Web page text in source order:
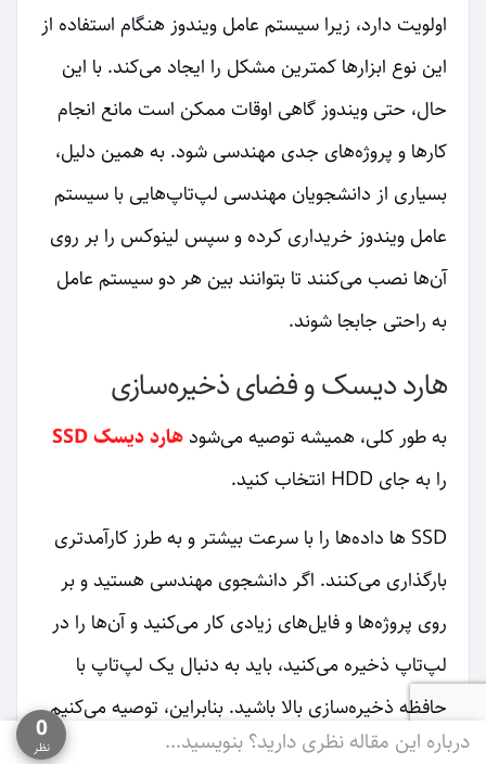
اولویت دارد، زیرا سیستم عامل ویندوز هنگام استفاده از
این نوع ابزارها کمترین مشکل را ایجاد می‌کند. با این
حال، حتی ویندوز گاهی اوقات ممکن است مانع انجام
کارها و پروژه‌های جدی مهندسی شود. به همین دلیل،
بسیاری از دانشجویان مهندسی لپ‌تاپ‌هایی با سیستم
عامل ویندوز خریداری کرده و سپس لینوکس را بر روی
آن‌ها نصب می‌کنند تا بتوانند بین هر دو سیستم عامل
به راحتی جابجا شوند.
هارد دیسک و فضای ذخیره‌سازی
به طور کلی، همیشه توصیه می‌شود هارد دیسک SSD
را به جای HDD انتخاب کنید.
SSD ها داده‌ها را با سرعت بیشتر و به طرز کارآمدتری
بارگذاری می‌کنند. اگر دانشجوی مهندسی هستید و بر
روی پروژه‌ها و فایل‌های زیادی کار می‌کنید و آن‌ها را در
لپ‌تاپ ذخیره می‌کنید، باید به دنبال یک لپ‌تاپ با
حافظه ذخیره‌سازی بالا باشید. بنابراین، توصیه می‌کنیم
یک حافظه با ظرفیت بین 512 گیگابایت تا 1 ترابایت
درباره این مقاله نظری دارید؟ بنویسید... 0
نظر